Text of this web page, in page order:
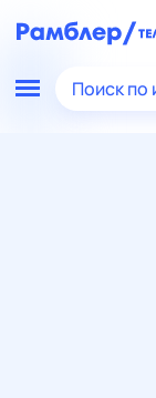
Поиск по